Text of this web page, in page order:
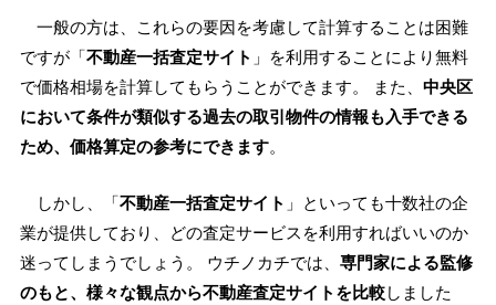
一般の方は、これらの要因を考慮して計算することは困難
ですが「不動産一括査定サイト 」を利用することにより無料
で価格相場を計算してもらうことができます。 また、 中央区
において条件が類似する過去の取引物件の情報も入手できる
ため、価格算定の参考にできます。
しかし、「不動産一括査定サイト 」といっても十数社の企
業が提供しており、どの査定サービスを利用すればいいのか
迷ってしまうでしょう。 ウチノカチでは、 専門家による監修
のもと、様々な観点から不動産査定サイトを比較しました